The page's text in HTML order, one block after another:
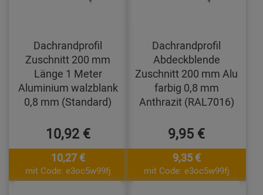
Dachrandprofil
Zuschnitt 200 mm
Länge 1 Meter
Aluminium walzblank
0,8 mm (Standard)
10,92 €
10,27 €
mit Code: e3oc5w99fj
Dachrandprofil
Abdeckblende
Zuschnitt 200 mm Alu
farbig 0,8 mm
Anthrazit (RAL7016)
9,95 €
9,35 €
mit Code: e3oc5w99fj